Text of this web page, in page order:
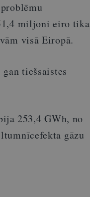
miljoni eiro tika
visā Eiropā.
tiešsaistes
253,4 GWh, no
gāzu